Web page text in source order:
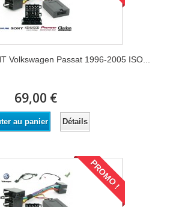
Volkswagen Passat 1996-2005 ISO...
69,00 €
au panier Détails
PROMO !